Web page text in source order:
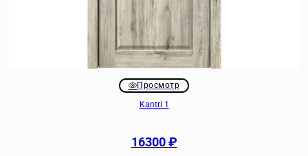
Просмотр
Kantri 1
16300₽